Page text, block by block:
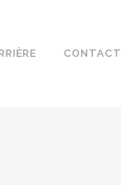
CONTACT